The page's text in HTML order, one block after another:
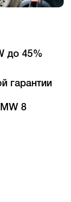
до 45%
гарантии
8